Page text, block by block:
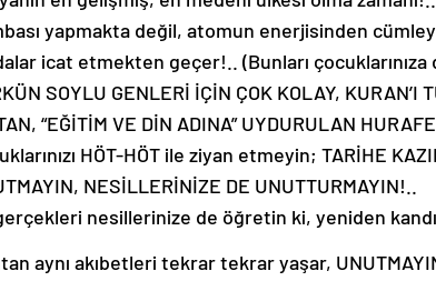
yapmakta değil, atomun enerjisinden
icat etmekten geçer!.. (Bunları
SOYLU GENLERİ İÇİN ÇOK KOLAY, KURAN’I
“EĞİTİM VE DİN ADINA” UYDURULAN
HÖT-HÖT ile ziyan etmeyin; TARİHE
NESİLLERİNİZE DE UNUTTURMAYIN!..
nesillerinize de öğretin ki, yeniden
aynı akıbetleri tekrar tekrar yaşar,